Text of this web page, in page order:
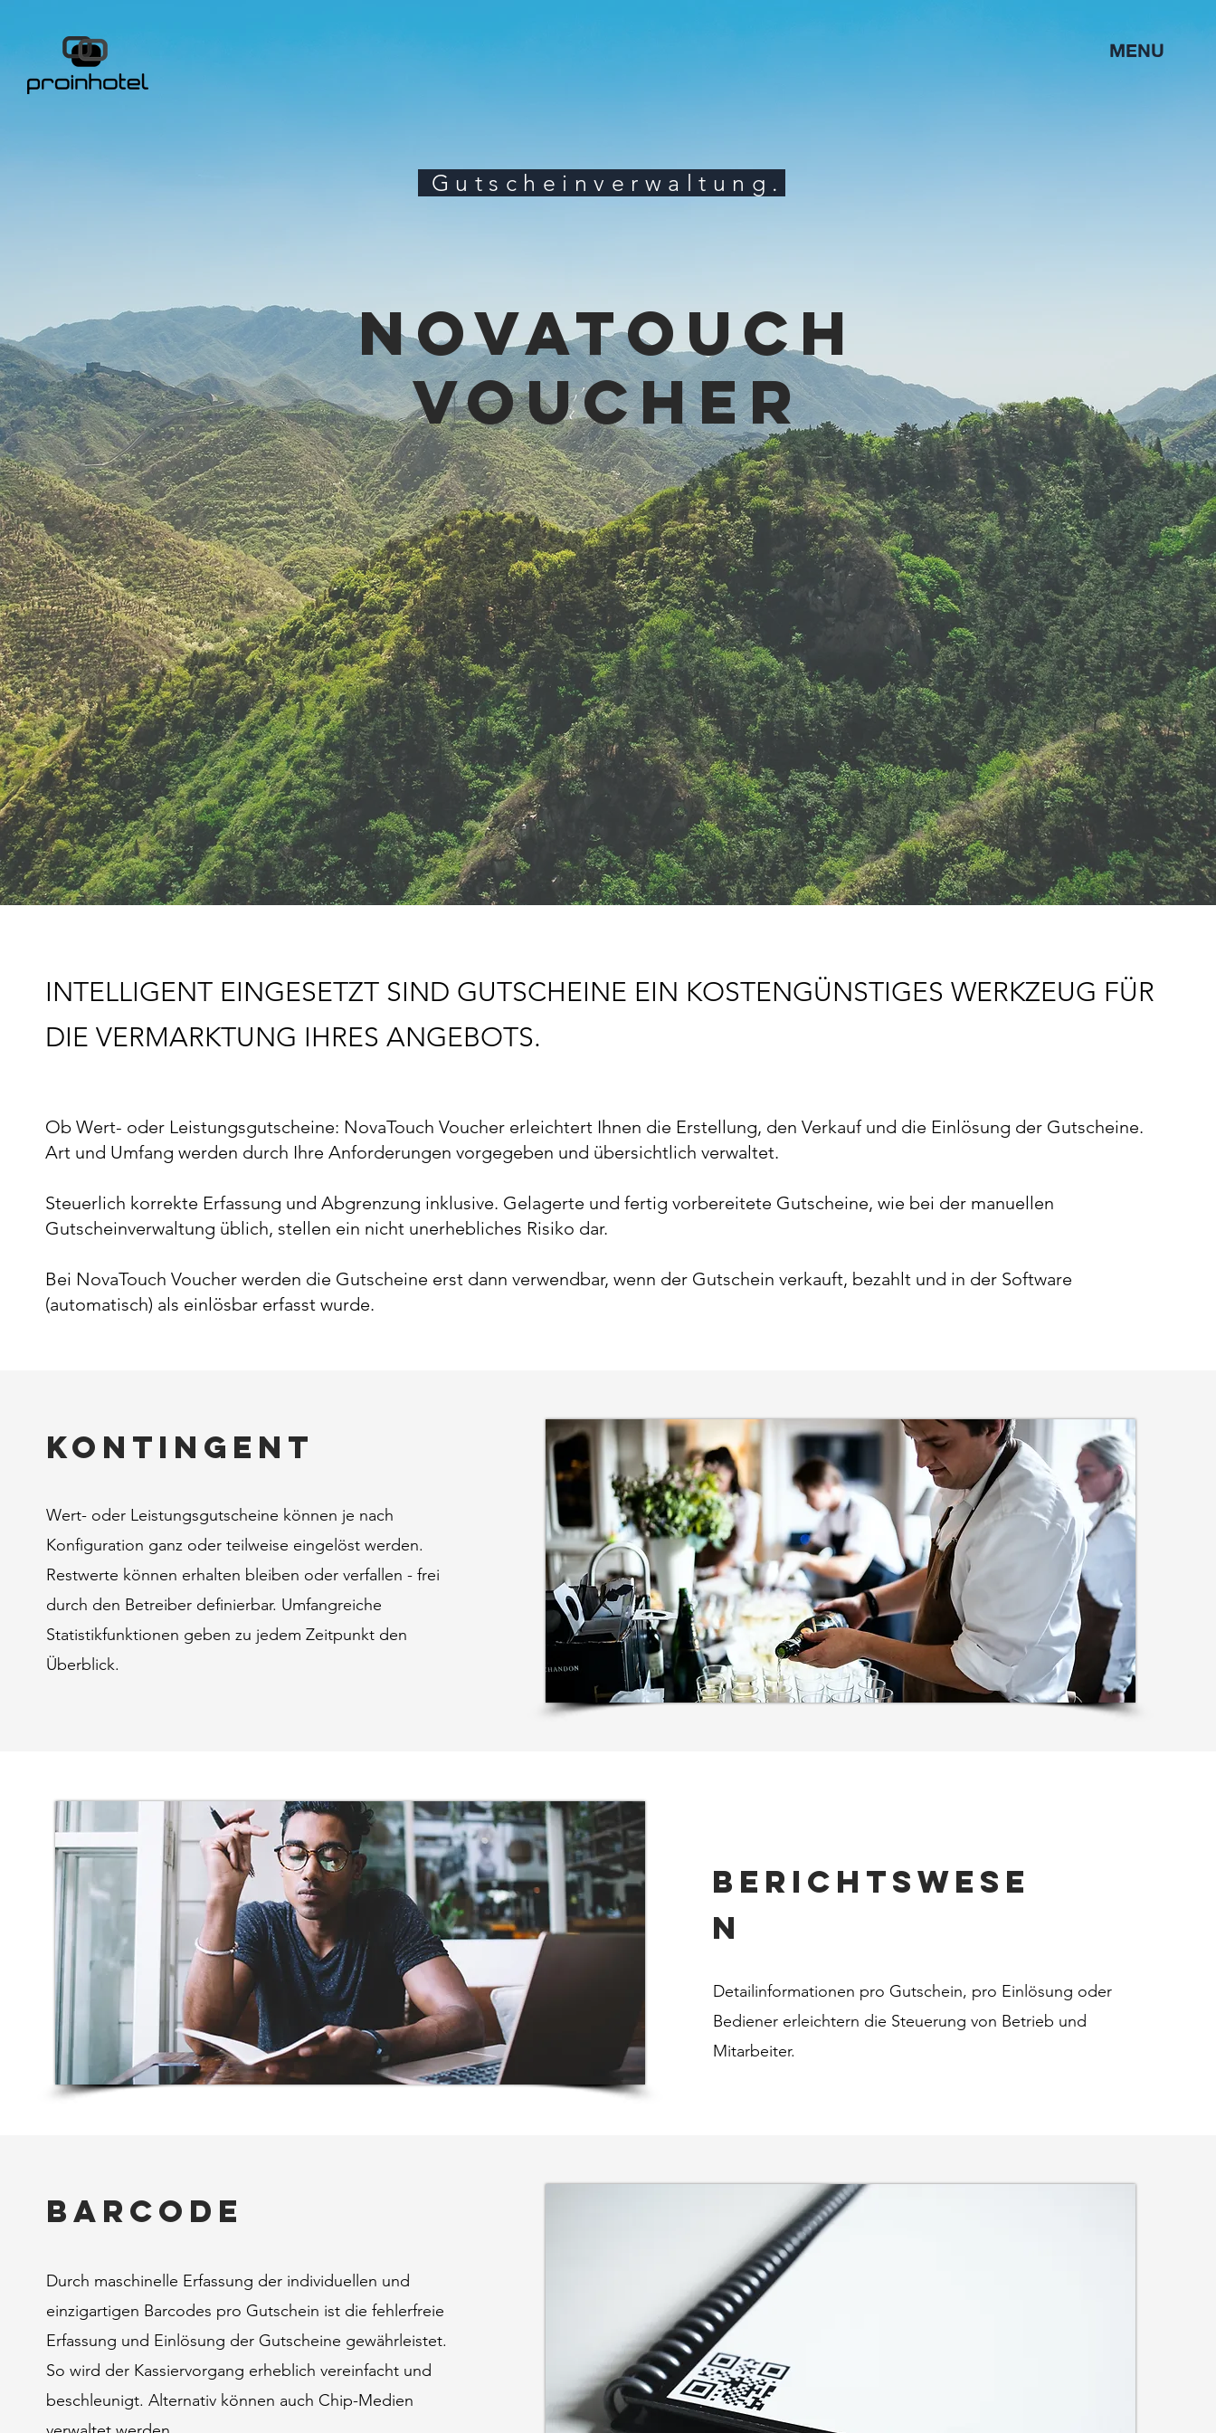
MENU
Gutscheinverwaltung.
Novatouch
VOUCHER
INTELLIGENT EINGESETZT SIND GUTSCHEINE EIN KOSTENGÜNSTIGES WERKZEUG FÜR
DIE VERMARKTUNG IHRES ANGEBOTS.
Ob Wert- oder Leistungsgutscheine: NovaTouch Voucher erleichtert Ihnen die Erstellung, den Verkauf und die Einlösung der Gutscheine.
Art und Umfang werden durch Ihre Anforderungen vorgegeben und übersichtlich verwaltet.
Steuerlich korrekte Erfassung und Abgrenzung inklusive. Gelagerte und fertig vorbereitete Gutscheine, wie bei der manuellen
Gutscheinverwaltung üblich, stellen ein nicht unerhebliches Risiko dar.
Bei NovaTouch Voucher werden die Gutscheine erst dann verwendbar, wenn der Gutschein verkauft, bezahlt und in der Software
(automatisch) als einlösbar erfasst wurde.
Kontingent
Wert- oder Leistungsgutscheine können je nach
Konfiguration ganz oder teilweise eingelöst werden.
Restwerte können erhalten bleiben oder verfallen - frei
durch den Betreiber definierbar. Umfangreiche
Statistikfunktionen geben zu jedem Zeitpunkt den
Überblick.
Berichtswese
n
Detailinformationen pro Gutschein, pro Einlösung oder
Bediener erleichtern die Steuerung von Betrieb und
Mitarbeiter.
Barcode
Durch maschinelle Erfassung der individuellen und
einzigartigen Barcodes pro Gutschein ist die fehlerfreie
Erfassung und Einlösung der Gutscheine gewährleistet.
So wird der Kassiervorgang erheblich vereinfacht und
beschleunigt. Alternativ können auch Chip-Medien